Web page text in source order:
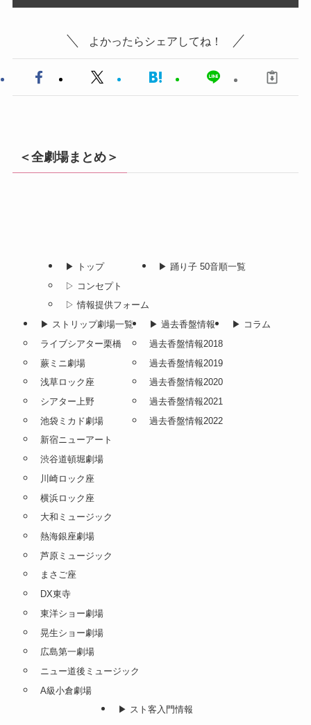
よかったらシェアしてね！
＜全劇場まとめ＞
▶︎ トップ
▷ コンセプト
▷ 情報提供フォーム
▶︎ 踊り子 50音順一覧
▶︎ ストリップ劇場一覧
ライブシアター栗橋
蕨ミニ劇場
浅草ロック座
シアター上野
池袋ミカド劇場
新宿ニューアート
渋谷道頓堀劇場
川崎ロック座
横浜ロック座
大和ミュージック
熱海銀座劇場
芦原ミュージック
まさご座
DX東寺
東洋ショー劇場
晃生ショー劇場
広島第一劇場
ニュー道後ミュージック
A級小倉劇場
▶︎ 過去香盤情報
過去香盤情報2018
過去香盤情報2019
過去香盤情報2020
過去香盤情報2021
過去香盤情報2022
▶︎ コラム
▶︎ スト客入門情報